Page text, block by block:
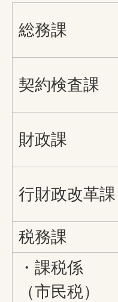
総務課
契約検査課
財政課
行財政改革課
税務課
・課税係
（市民税）